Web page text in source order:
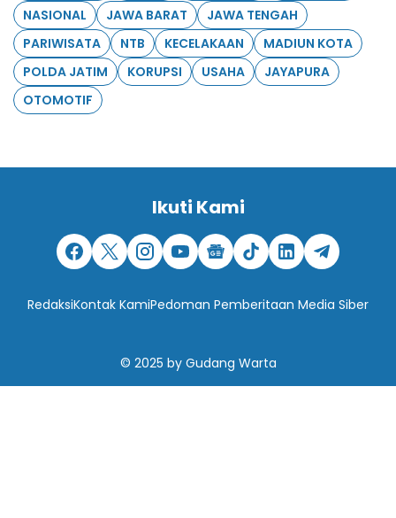
NASIONAL
JAWA BARAT
JAWA TENGAH
PARIWISATA
NTB KECELAKAAN
MADIUN KOTA
POLDA JATIM
KORUPSI USAHA
JAYAPURA
OTOMOTIF
Ikuti Kami
RedaksiKontak KamiPedoman Pemberitaan Media Siber
© 2025 by Gudang Warta